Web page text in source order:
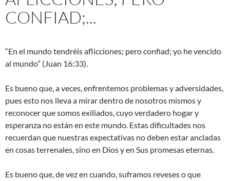
CONFIAD;...
“En el mundo tendréis aflicciones; pero confiad; yo he vencido
al mundo” (Juan 16:33).
Es bueno que, a veces, enfrentemos problemas y adversidades,
pues esto nos lleva a mirar dentro de nosotros mismos y
reconocer que somos exiliados, cuyo verdadero hogar y
esperanza no están en este mundo. Estas dificultades nos
recuerdan que nuestras expectativas no deben estar ancladas
en cosas terrenales, sino en Dios y en Sus promesas eternas.
Es bueno que, de vez en cuando, suframos reveses o que